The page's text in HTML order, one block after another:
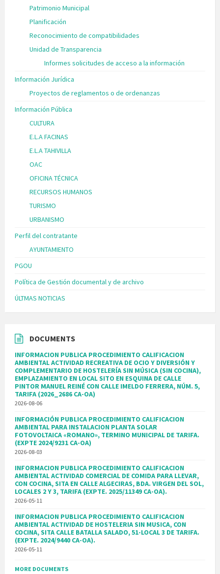
Patrimonio Municipal
Planificación
Reconocimiento de compatibilidades
Unidad de Transparencia
Informes solicitudes de acceso a la información
Información Jurídica
Proyectos de reglamentos o de ordenanzas
Información Pública
CULTURA
E.L.A FACINAS
E.L.A TAHIVILLA
OAC
OFICINA TÉCNICA
RECURSOS HUMANOS
TURISMO
URBANISMO
Perfil del contratante
AYUNTAMIENTO
PGOU
Política de Gestión documental y de archivo
ÚLTMAS NOTICIAS
DOCUMENTS
INFORMACION PUBLICA PROCEDIMIENTO CALIFICACION
AMBIENTAL ACTIVIDAD RECREATIVA DE OCIO Y DIVERSIÓN Y
COMPLEMENTARIO DE HOSTELERÍA SIN MÚSICA (SIN COCINA),
EMPLAZAMIENTO EN LOCAL SITO EN ESQUINA DE CALLE
PINTOR MANUEL REINÉ CON CALLE IMELDO FERRERA, NÚM. 5,
TARIFA (2026_2686 CA-OA)
2026-08-06
INFORMACIÓN PUBLICA PROCEDIMIENTO CALIFICACION
AMBIENTAL PARA INSTALACION PLANTA SOLAR
FOTOVOLTAICA «ROMANO», TERMINO MUNICIPAL DE TARIFA.
(EXPTE 2024/9231 CA-OA)
2026-08-03
INFORMACION PUBLICA PROCEDIMIENTO CALIFICACION
AMBIENTAL ACTIVIDAD COMERCIAL DE COMIDA PARA LLEVAR,
CON COCINA, SITA EN CALLE ALGECIRAS, BDA. VIRGEN DEL SOL,
LOCALES 2 Y 3, TARIFA (EXPTE. 2025/11349 CA-OA).
2026-05-11
INFORMACION PUBLICA PROCEDIMIENTO CALIFICACION
AMBIENTAL ACTIVIDAD DE HOSTELERIA SIN MUSICA, CON
COCINA, SITA CALLE BATALLA SALADO, 51-LOCAL 3 DE TARIFA.
(EXPTE. 2024/9440 CA-OA).
2026-05-11
MORE DOCUMENTS